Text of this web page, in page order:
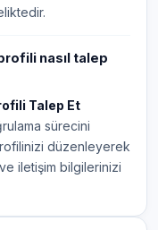
nasıl talep
Talep Et
sürecini
düzenleyerek
ve iletişim bilgilerinizi